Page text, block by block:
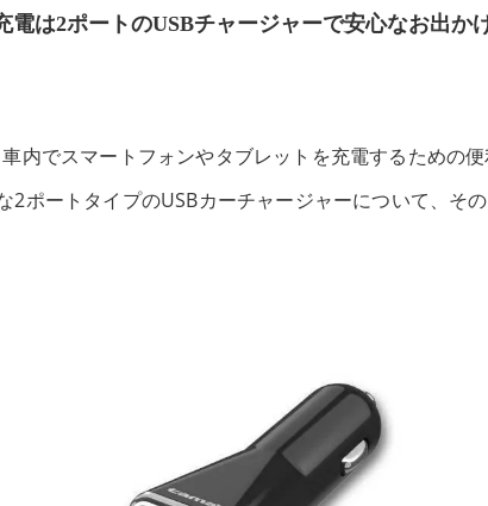
電は2ポートのUSBチャージャーで安心なお出か
内でスマートフォンやタブレットを充電するための便
2ポートタイプのUSBカーチャージャーについて、そ